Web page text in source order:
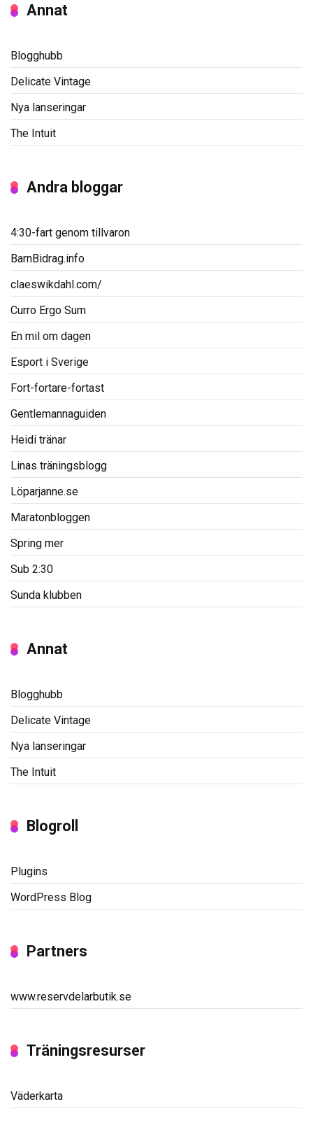
Annat
Blogghubb
Delicate Vintage
Nya lanseringar
The Intuit
Andra bloggar
4:30-fart genom tillvaron
BarnBidrag.info
claeswikdahl.com/
Curro Ergo Sum
En mil om dagen
Esport i Sverige
Fort-fortare-fortast
Gentlemannaguiden
Heidi tränar
Linas träningsblogg
Löparjanne.se
Maratonbloggen
Spring mer
Sub 2:30
Sunda klubben
Annat
Blogghubb
Delicate Vintage
Nya lanseringar
The Intuit
Blogroll
Plugins
WordPress Blog
Partners
www.reservdelarbutik.se
Träningsresurser
Väderkarta